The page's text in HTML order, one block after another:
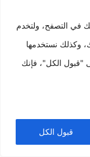
في التصفح، ولتخدم
وكذلك نستخدمها
"قبول الكل"، فإنك
قبول الكل